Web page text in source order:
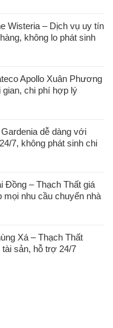
Wisteria – Dịch vụ uy tín
không lo phát sinh
Apollo Xuân Phương
gian, chi phí hợp lý
dễ dàng với
7, không phát sinh chi
Đồng – Thạch Thất giá
mọi nhu cầu chuyển nhà
Xá – Thạch Thất
sản, hỗ trợ 24/7